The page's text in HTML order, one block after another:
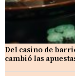
Del casino de
cambió las